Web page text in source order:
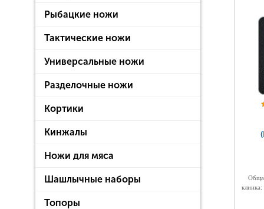
Рыбацкие ножи
Тактические ножи
Универсальные ножи
Разделочные ножи
Кортики
Кинжалы
Ножи для мяса
Шашлычные наборы
Топоры